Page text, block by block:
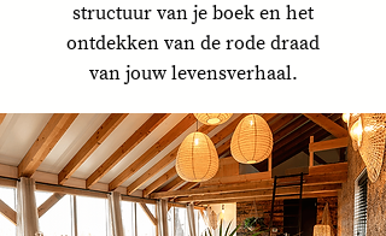
structuur van je boek en het
ontdekken van de rode draad
van jouw levensverhaal.